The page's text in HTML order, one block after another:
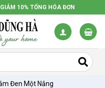
10% TỔNG HÓA ĐƠN
Đen Một Nắng